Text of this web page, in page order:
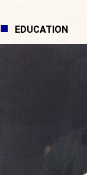
EDUCATION